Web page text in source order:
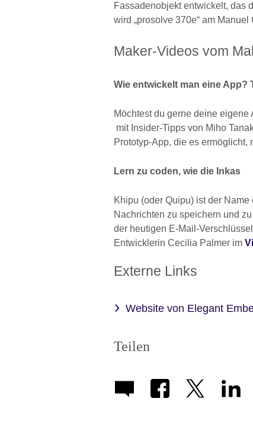
Fassadenobjekt entwickelt, das
wird „prosolve 370e“ am
Maker-Videos vom
Wie entwickelt man eine
Möchtest du gerne deine
mit Insider-Tipps von Miho
Prototyp-App, die es ermöglicht,
Lern zu coden, wie die Inkas
Khipu (oder Quipu) ist der
Nachrichten zu speichern und
der heutigen E-Mail-
Entwicklerin Cecilia Palmer im
Externe Links
Website von Elegant
Teilen